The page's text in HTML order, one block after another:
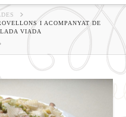
I ACOMPANYAT DE
VIADA